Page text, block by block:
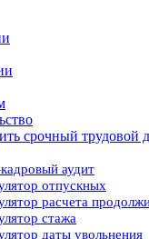
срочный трудовой
аудит
отпускных
расчета
стажа
даты увольнения